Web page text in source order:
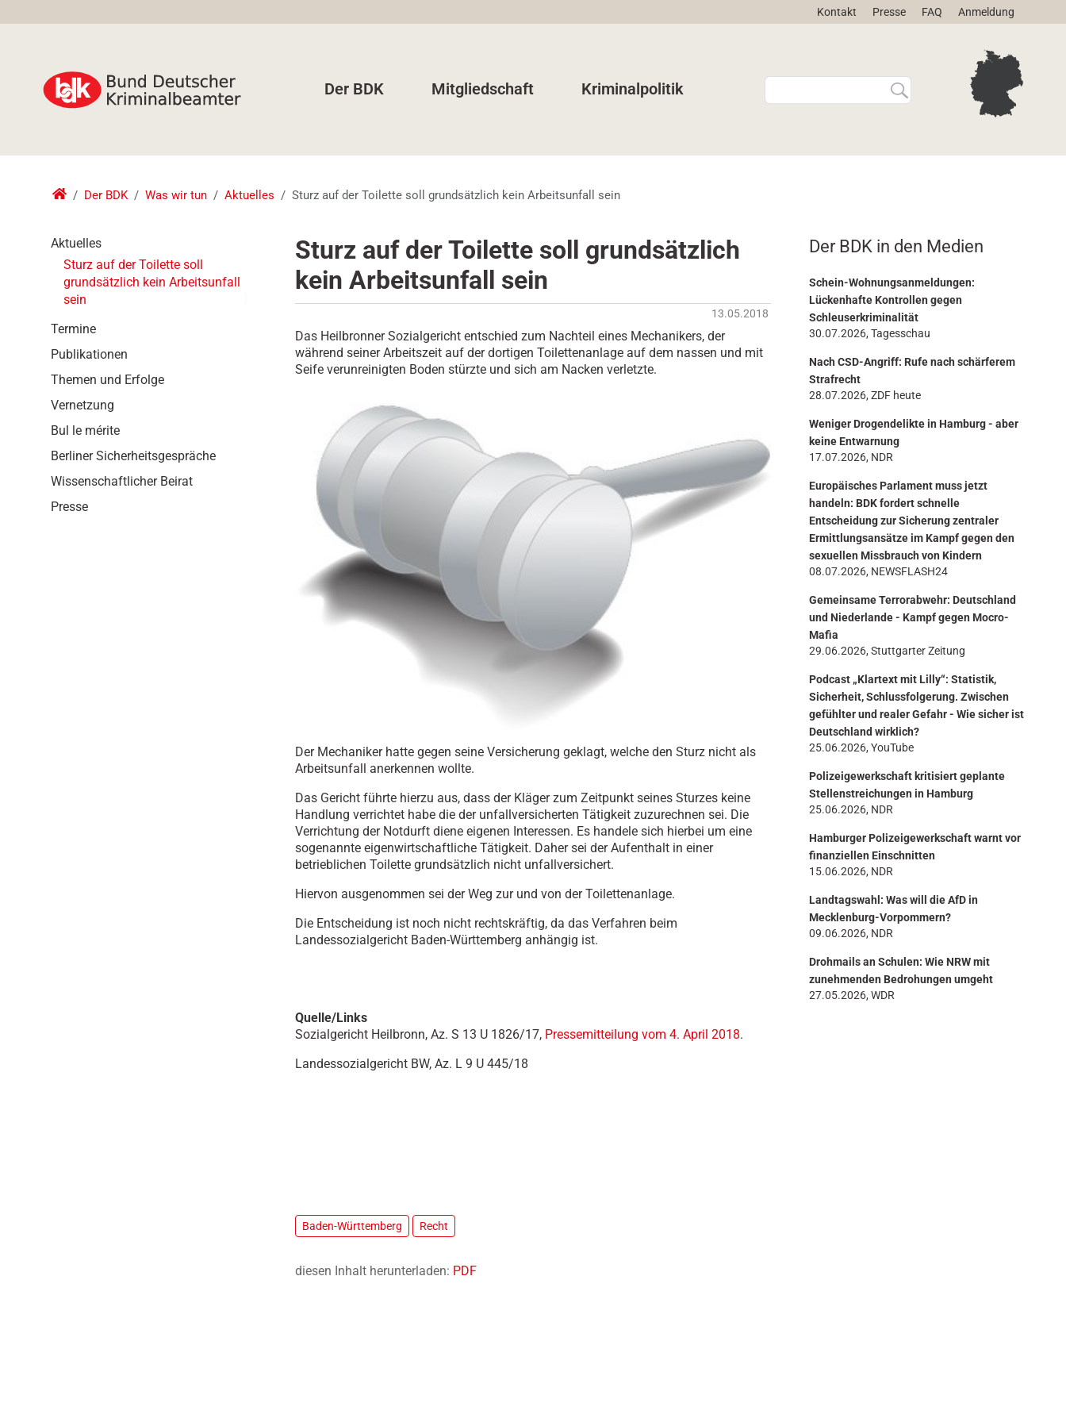
Kontakt Presse FAQ Anmeldung
Der BDK Mitgliedschaft Kriminalpolitik
W
e
u
c
E
r
h
e
Der BDK Was wir tun Aktuelles Sturz auf der Toilette soll grundsätzlich kein Arbeitsunfall sein
Sturz auf der Toilette soll grundsätzlich
kein Arbeitsunfall sein
13.05.2018
Das Heilbronner Sozialgericht entschied zum Nachteil eines Mechanikers, der
während seiner Arbeitszeit auf der dortigen Toilettenanlage auf dem nassen und mit
Seife verunreinigten Boden stürzte und sich am Nacken verletzte.
Der Mechaniker hatte gegen seine Versicherung geklagt, welche den Sturz nicht als
Arbeitsunfall anerkennen wollte.
Das Gericht führte hierzu aus, dass der Kläger zum Zeitpunkt seines Sturzes keine
Handlung verrichtet habe die der unfallversicherten Tätigkeit zuzurechnen sei. Die
Verrichtung der Notdurft diene eigenen Interessen. Es handele sich hierbei um eine
sogenannte eigenwirtschaftliche Tätigkeit. Daher sei der Aufenthalt in einer
betrieblichen Toilette grundsätzlich nicht unfallversichert.
Hiervon ausgenommen sei der Weg zur und von der Toilettenanlage.
Die Entscheidung ist noch nicht rechtskräftig, da das Verfahren beim
Landessozialgericht Baden-Württemberg anhängig ist.
Quelle/Links
Sozialgericht Heilbronn, Az. S 13 U 1826/17, Pressemitteilung vom 4. April 2018.
Landessozialgericht BW, Az. L 9 U 445/18
Baden-Württemberg Recht
diesen Inhalt herunterladen: PDF
Aktuelles
Sturz auf der Toilette soll
grundsätzlich kein Arbeitsunfall
sein
Termine
Publikationen
Themen und Erfolge
Vernetzung
Bul le mérite
Berliner Sicherheitsgespräche
Wissenschaftlicher Beirat
Presse
Der BDK in den Medien
Schein-Wohnungsanmeldungen:
Lückenhafte Kontrollen gegen
Schleuserkriminalität
30.07.2026, Tagesschau
Nach CSD-Angriff: Rufe nach schärferem
Strafrecht
28.07.2026, ZDF heute
Weniger Drogendelikte in Hamburg - aber
keine Entwarnung
17.07.2026, NDR
Europäisches Parlament muss jetzt
handeln: BDK fordert schnelle
Entscheidung zur Sicherung zentraler
Ermittlungsansätze im Kampf gegen den
sexuellen Missbrauch von Kindern
08.07.2026, NEWSFLASH24
Gemeinsame Terrorabwehr: Deutschland
und Niederlande - Kampf gegen Mocro-
Mafia
29.06.2026, Stuttgarter Zeitung
Podcast „Klartext mit Lilly“: Statistik,
Sicherheit, Schlussfolgerung. Zwischen
gefühlter und realer Gefahr - Wie sicher ist
Deutschland wirklich?
25.06.2026, YouTube
Polizeigewerkschaft kritisiert geplante
Stellenstreichungen in Hamburg
25.06.2026, NDR
Hamburger Polizeigewerkschaft warnt vor
finanziellen Einschnitten
15.06.2026, NDR
Landtagswahl: Was will die AfD in
Mecklenburg-Vorpommern?
09.06.2026, NDR
Drohmails an Schulen: Wie NRW mit
zunehmenden Bedrohungen umgeht
27.05.2026, WDR